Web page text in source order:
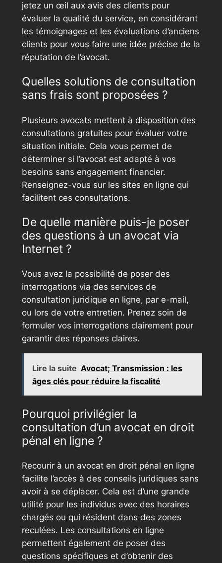
jetez un œil aux avis des clients pour
évaluer la qualité du service, en considérant
les témoignages et les évaluations d’anciens
clients pour vous faire une idée précise de la
réputation de l’avocat.
Quelles solutions de consultation
sans frais sont proposées ?
Plusieurs avocats mettent à disposition des
consultations gratuites pour évaluer votre
situation initiale. Cela vous permet de
déterminer si l’avocat est adapté à vos
besoins sans engagement financier.
Renseignez-vous sur les sites en ligne qui
facilitent ces consultations.
De quelle manière puis-je poser
des questions à un avocat via
Internet ?
Vous avez la possibilité de poser des
interrogations via des services de
consultation juridique en ligne, par e-mail,
ou lors de votre entretien. Prenez soin de
formuler vos interrogations clairement pour
garantir des réponses claires.
Lire la suite Avocat; Transmission : les
âges clés pour réduire la fiscalité
Pourquoi privilégier la
consultation d’un avocat en droit
pénal en ligne ?
Recourir à un avocat en droit pénal en ligne
facilite l’accès à des conseils juridiques sans
avoir à se déplacer. Cela est d’une grande
utilité pour les individus avec des horaires
chargés ou qui résident dans des zones
reculées. Les consultations en ligne
permettent également de poser des
questions spécifiques et d’obtenir des